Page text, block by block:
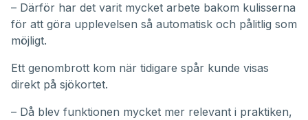
– Därför har det varit mycket arbete bakom kulisserna
för att göra upplevelsen så automatisk och pålitlig som
möjligt.
Ett genombrott kom när tidigare spår kunde visas
direkt på sjökortet.
– Då blev funktionen mycket mer relevant i praktiken,